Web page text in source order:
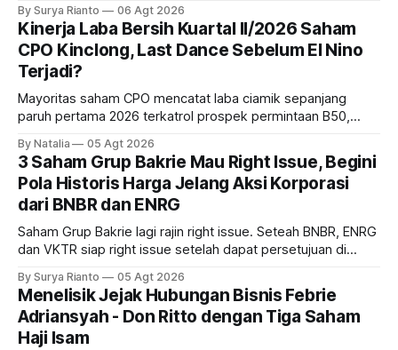
bank ke depannya?
By Surya Rianto 06 Agt 2026
Kinerja Laba Bersih Kuartal II/2026 Saham
CPO Kinclong, Last Dance Sebelum El Nino
Terjadi?
Mayoritas saham CPO mencatat laba ciamik sepanjang
paruh pertama 2026 terkatrol prospek permintaan B50,
diprediksi semakin terlihat mendekati 2027. Kira-kira gimana
prospeknya? apakah masih menarik dilirik sektor ini?
By Natalia 05 Agt 2026
3 Saham Grup Bakrie Mau Right Issue, Begini
Pola Historis Harga Jelang Aksi Korporasi
dari BNBR dan ENRG
Saham Grup Bakrie lagi rajin right issue. Seteah BNBR, ENRG
dan VKTR siap right issue setelah dapat persetujuan di
pola saham Grup Bakrie jelang right issue
By Surya Rianto 05 Agt 2026
Menelisik Jejak Hubungan Bisnis Febrie
Adriansyah - Don Ritto dengan Tiga Saham
Haji Isam